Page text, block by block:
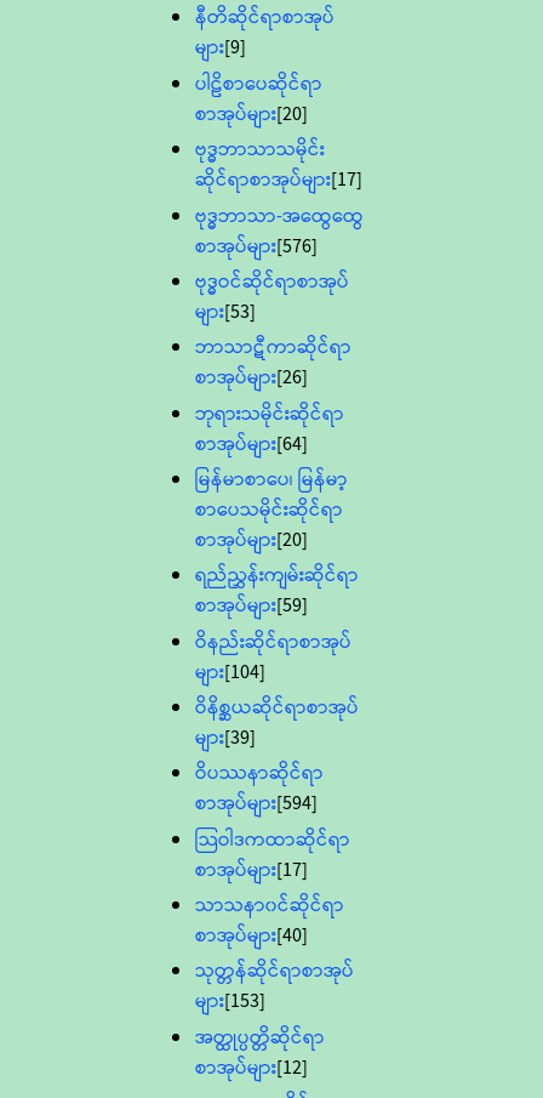
နီတိဆိုင်ရာစာအုပ်
များ[9]
ပါဠိစာပေဆိုင်ရာ
စာအုပ်များ[20]
ဗုဒ္ဓဘာသာသမိုင်း
ဆိုင်ရာစာအုပ်များ[17]
ဗုဒ္ဓဘာသာ-အထွေထွေ
စာအုပ်များ[576]
ဗုဒ္ဓဝင်ဆိုင်ရာစာအုပ်
များ[53]
ဘာသာဋီကာဆိုင်ရာ
စာအုပ်များ[26]
ဘုရားသမိုင်းဆိုင်ရာ
စာအုပ်များ[64]
မြန်မာစာပေ၊ မြန်မာ့
စာပေသမိုင်းဆိုင်ရာ
စာအုပ်များ[20]
ရည်ညွှန်းကျမ်းဆိုင်ရာ
စာအုပ်များ[59]
ဝိနည်းဆိုင်ရာစာအုပ်
များ[104]
ဝိနိစ္ဆယဆိုင်ရာစာအုပ်
များ[39]
ဝိပဿနာဆိုင်ရာ
စာအုပ်များ[594]
သြဝါဒကထာဆိုင်ရာ
စာအုပ်များ[17]
သာသနာ၀င်ဆိုင်ရာ
စာအုပ်များ[40]
သုတ္တန်ဆိုင်ရာစာအုပ်
များ[153]
အတ္ထုပ္ပတ္တိဆိုင်ရာ
စာအုပ်များ[12]